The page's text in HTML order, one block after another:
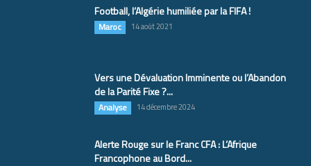
Football, l’Algérie humiliée par la FIFA !
Maroc 14 août 2021
Vers une Dévaluation Imminente ou l’Abandon
de la Parité Fixe ?...
Analyse 14 décembre 2024
Alerte Rouge sur le Franc CFA : L’Afrique
Francophone au Bord...